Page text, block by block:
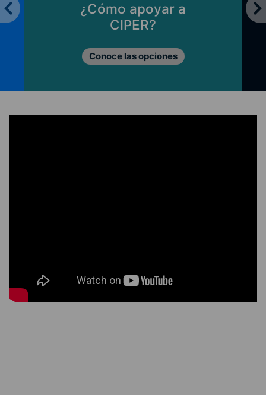
¿Cómo apoyar a
CIPER?
Conoce las opciones